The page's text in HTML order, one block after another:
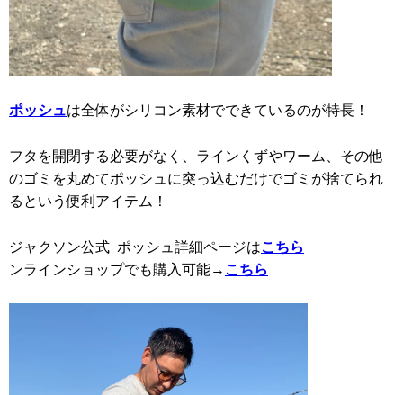
ポッシュは全体がシリコン素材でできているのが特長！
フタを開閉する必要がなく、ラインくずやワーム、その他
のゴミを丸めてポッシュに突っ込むだけでゴミが捨てられ
るという便利アイテム！
ジャクソン公式 ポッシュ詳細ページはこちら
ンラインショップでも購入可能→ こちら